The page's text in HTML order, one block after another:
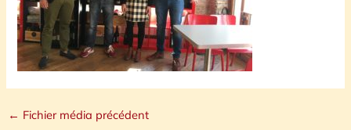
← Fichier média précédent